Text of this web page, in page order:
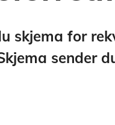
skjema for
sender